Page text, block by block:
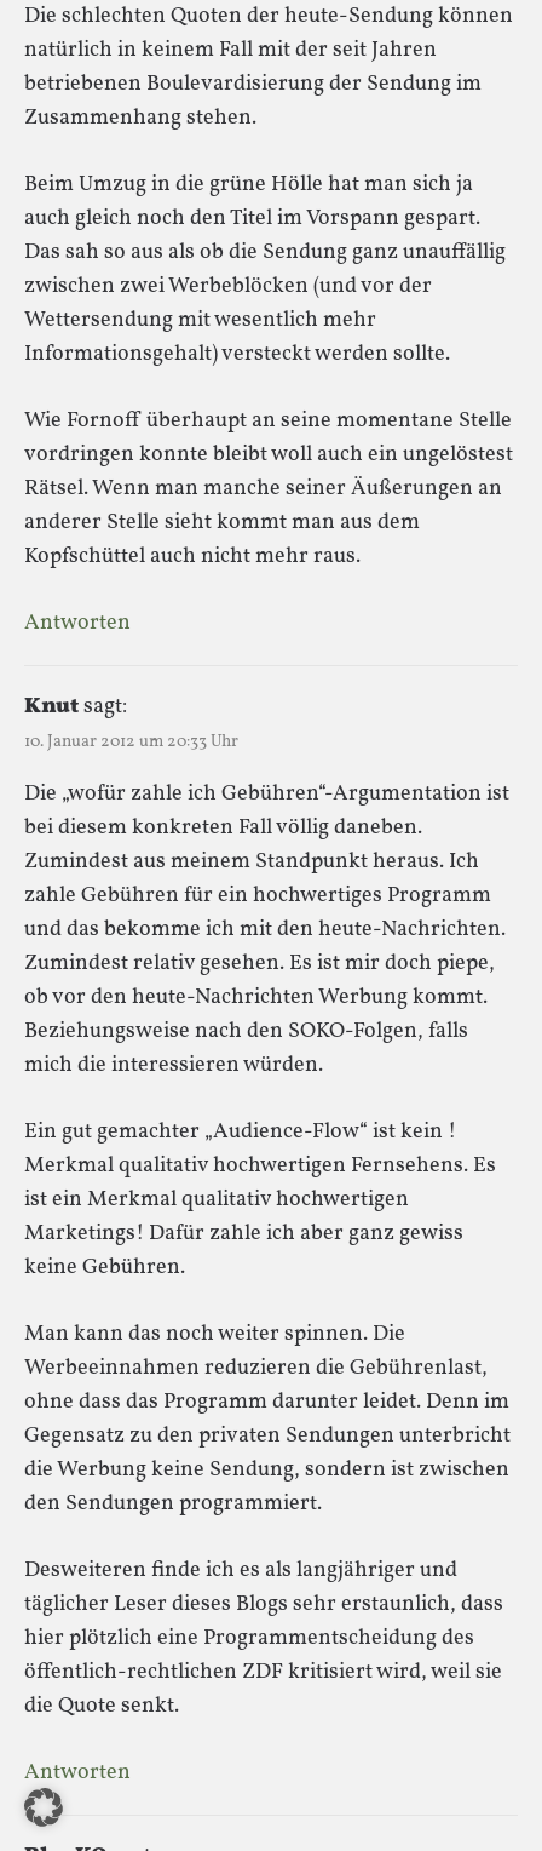
Die schlechten Quoten der heute-Sendung können
natürlich in keinem Fall mit der seit Jahren
betriebenen Boulevardisierung der Sendung im
Zusammenhang stehen.
Beim Umzug in die grüne Hölle hat man sich ja
auch gleich noch den Titel im Vorspann gespart.
Das sah so aus als ob die Sendung ganz unauffällig
zwischen zwei Werbeblöcken (und vor der
Wettersendung mit wesentlich mehr
Informationsgehalt) versteckt werden sollte.
Wie Fornoff überhaupt an seine momentane Stelle
vordringen konnte bleibt woll auch ein ungelöstest
Rätsel. Wenn man manche seiner Äußerungen an
anderer Stelle sieht kommt man aus dem
Kopfschüttel auch nicht mehr raus.
Antworten
Knutsagt:
10. Januar 2012 um 20:33 Uhr
Die „wofür zahle ich Gebühren“-Argumentation ist
bei diesem konkreten Fall völlig daneben.
Zumindest aus meinem Standpunkt heraus. Ich
zahle Gebühren für ein hochwertiges Programm
und das bekomme ich mit den heute-Nachrichten.
Zumindest relativ gesehen. Es ist mir doch piepe,
ob vor den heute-Nachrichten Werbung kommt.
Beziehungsweise nach den SOKO-Folgen, falls
mich die interessieren würden.
Ein gut gemachter „Audience-Flow“ ist kein !
Merkmal qualitativ hochwertigen Fernsehens. Es
ist ein Merkmal qualitativ hochwertigen
Marketings! Dafür zahle ich aber ganz gewiss
keine Gebühren.
Man kann das noch weiter spinnen. Die
Werbeeinnahmen reduzieren die Gebührenlast,
ohne dass das Programm darunter leidet. Denn im
Gegensatz zu den privaten Sendungen unterbricht
die Werbung keine Sendung, sondern ist zwischen
den Sendungen programmiert.
Desweiteren finde ich es als langjähriger und
täglicher Leser dieses Blogs sehr erstaunlich, dass
hier plötzlich eine Programmentscheidung des
öffentlich-rechtlichen ZDF kritisiert wird, weil sie
die Quote senkt.
Antworten